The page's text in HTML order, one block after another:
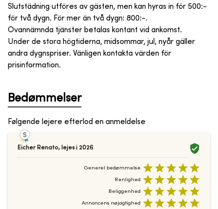
Slutstädning utföres av gästen, men kan hyras in för 500:-
för två dygn. För mer än två dygn: 800:-.
Ovannämnda tjänster betalas kontant vid ankomst.
Under de stora högtiderna, midsommar, jul, nyår gäller
andra dygnspriser. Vänligen kontakta värden för
prisinformation.
Bedømmelser
Følgende lejere efterlod en anmeldelse
Eicher Renato, lejes i 2026
Generel bedømmelse
Renlighed
Beliggenhed
Annoncens nøjagtighed